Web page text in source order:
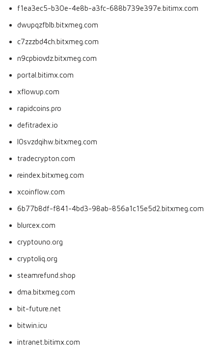
f1ea3ec5-b30e-4e8b-a3fc-688b739e397e.bitimx.com
dwupqzfblb.bitxmeg.com
c7zzzbd4ch.bitxmeg.com
n9cpbiovdz.bitxmeg.com
portal.bitimx.com
xflowup.com
rapidcoins.pro
defitradex.io
l0svzdqihw.bitxmeg.com
tradecrypton.com
reindex.bitxmeg.com
xcoinflow.com
6b77b8df-f841-4bd3-98ab-856a1c15e5d2.bitxmeg.com
blurcex.com
cryptouno.org
cryptoliq.org
steamrefund.shop
dma.bitxmeg.com
bit-future.net
bitwin.icu
intranet.bitimx.com